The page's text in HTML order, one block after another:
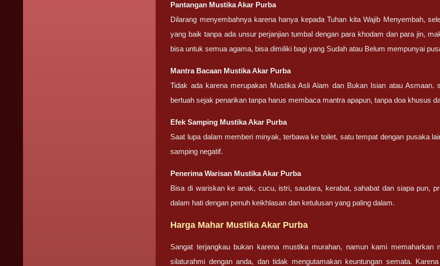
Pantangan Mustika Akar Purba
Dilarang menyembahnya karena hanya kepada Tuhan kita Wajib Menyembah,
yang baik tanpa ada unsur perjanjian tumbal dengan para khodam dan para jin,
bisa untuk semua agama, bisa dimiliki bagi yang Sudah atau Belum mempunyai
Mantra Bacaan Mustika Akar Purba
Tidak ada karena merupakan Mustika Asli Alam dan Bukan Isian atau Asmaan.
bertuah sejak penarikan tanpa harus membaca mantra apapun, tanpa doa khusus
Efek Samping Mustika Akar Purba
Saat lupa dalam memberi minyak, terbawa ke toilet, satu tempat dengan pusaka
samping negatif.
Penerima Warisan Mustika Akar Purba
Bisa di wariskan ke anak, cucu, istri, saudara, kerabat, sahabat dan siapa pun,
dalam hati dengan penuh keikhlasan dan ketulusan yang paling dalam.
Harga Mahar Mustika Akar Purba
Sangat terjangkau bukan karena mustika murahan, namun kami
silaturahmi dengan anda, dan tidak mengutamakan keuntungan semata.